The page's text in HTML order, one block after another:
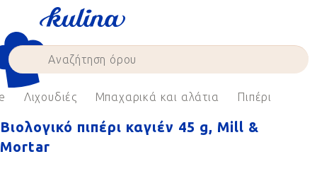
content
Λιχουδιές Μπαχαρικά και αλάτια Πιπέρι
Βιολογικό πιπέρι καγιέν 45 g, Mill &
Mortar